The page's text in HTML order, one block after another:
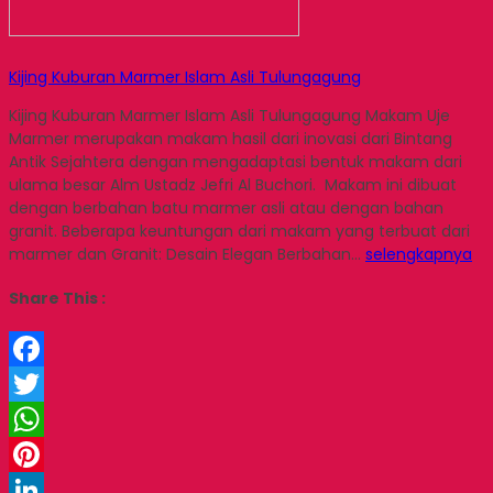
Kijing Kuburan Marmer Islam Asli Tulungagung
Kijing Kuburan Marmer Islam Asli Tulungagung Makam Uje
Marmer merupakan makam hasil dari inovasi dari Bintang
Antik Sejahtera dengan mengadaptasi bentuk makam dari
ulama besar Alm Ustadz Jefri Al Buchori. Makam ini dibuat
dengan berbahan batu marmer asli atau dengan bahan
granit. Beberapa keuntungan dari makam yang terbuat dari
marmer dan Granit: Desain Elegan Berbahan… selengkapnya
Share This :
Facebook
Twitter
WhatsApp